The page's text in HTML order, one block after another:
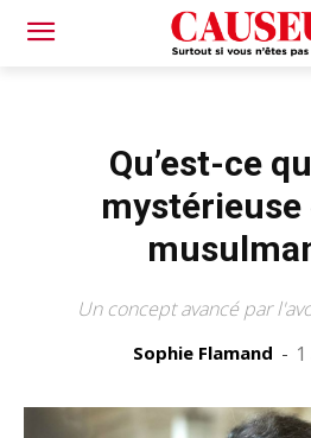
Qu’est-ce
mystérieuse
Un concept avancé par
Sophie Flamand -